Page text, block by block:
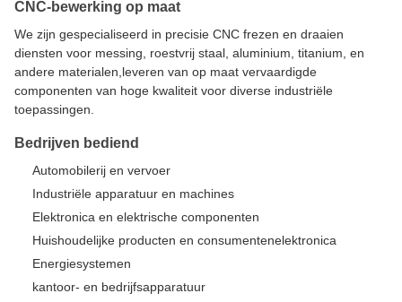
CNC-bewerking op maat
We zijn gespecialiseerd in precisie CNC frezen en draaien
diensten voor messing, roestvrij staal, aluminium, titanium, en
andere materialen,leveren van op maat vervaardigde
componenten van hoge kwaliteit voor diverse industriële
toepassingen.
Bedrijven bediend
Automobilerij en vervoer
Industriële apparatuur en machines
Elektronica en elektrische componenten
Huishoudelijke producten en consumentenelektronica
Energiesystemen
kantoor- en bedrijfsapparatuur